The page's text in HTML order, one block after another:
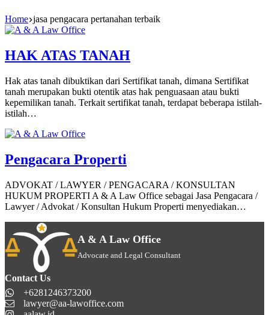
Home jasa pengacara pertanahan terbaik
HAK ATAS TANAH
Hak atas tanah dibuktikan dari Sertifikat tanah, dimana Sertifikat
tanah merupakan bukti otentik atas hak penguasaan atau bukti
kepemilikan tanah. Terkait sertifikat tanah, terdapat beberapa istilah-
istilah…
Pengacara Properti
ADVOKAT / LAWYER / PENGACARA / KONSULTAN
HUKUM PROPERTI A & A Law Office sebagai Jasa Pengacara /
Lawyer / Advokat / Konsultan Hukum Properti menyediakan…
A & A Law Office
Advocate and Legal Consultant
Contact Us
+6281246373200
lawyer@aa-lawoffice.com